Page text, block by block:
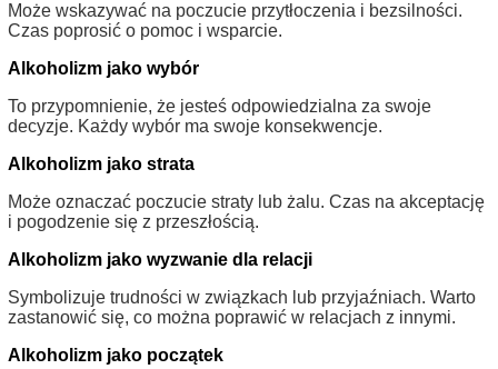
Może wskazywać na poczucie przytłoczenia i bezsilności.
Czas poprosić o pomoc i wsparcie.
Alkoholizm jako wybór
To przypomnienie, że jesteś odpowiedzialna za swoje
decyzje. Każdy wybór ma swoje konsekwencje.
Alkoholizm jako strata
Może oznaczać poczucie straty lub żalu. Czas na akceptację
i pogodzenie się z przeszłością.
Alkoholizm jako wyzwanie dla relacji
Symbolizuje trudności w związkach lub przyjaźniach. Warto
zastanowić się, co można poprawić w relacjach z innymi.
Alkoholizm jako początek